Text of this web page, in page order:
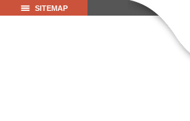
SITEMAP